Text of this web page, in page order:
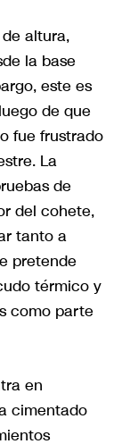
altura,
la base
este es
de que
fue frustrado
La
de
del cohete,
tanto a
pretende
térmico y
como parte
en
cimentado